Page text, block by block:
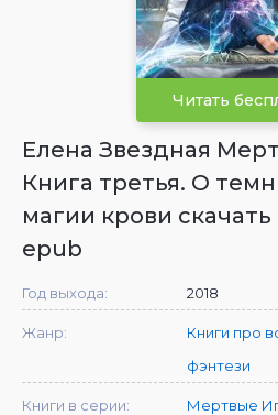
Читать
Елена Звездная
Книга третья. О
магии крови
epub
Год выхода: 2018
Жанр: Книги про
фэнтези
Книги в серии: Мертвые